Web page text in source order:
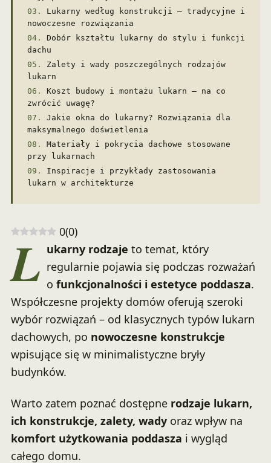
Lukarny według konstrukcji – tradycyjne i
nowoczesne rozwiązania
Dobór kształtu lukarny do stylu i funkcji
dachu
Zalety i wady poszczególnych rodzajów
lukarn
Koszt budowy i montażu lukarn – na co
zwrócić uwagę?
Jakie okna do lukarny? Rozwiązania dla
maksymalnego doświetlenia
Materiały i pokrycia dachowe stosowane
przy lukarnach
Inspiracje i przykłady zastosowania
lukarn w architekturze
0(0)
L ukarny rodzaje to temat, który
regularnie pojawia się podczas rozważań
o funkcjonalności i estetyce poddasza.
Współczesne projekty domów oferują szeroki
wybór rozwiązań – od klasycznych typów lukarn
dachowych, po nowoczesne konstrukcje
wpisujące się w minimalistyczne bryły
budynków.
Warto zatem poznać dostępne rodzaje lukarn,
ich konstrukcje, zalety, wadyoraz wpływ na
komfort użytkowania poddasza i wygląd
całego domu.